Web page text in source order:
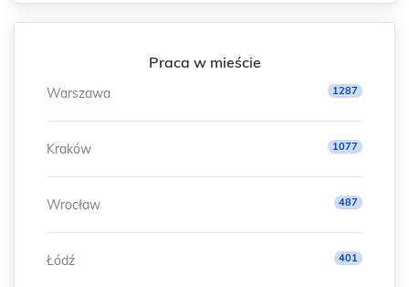
Praca w mieście
Warszawa 1287
Kraków 1077
Wrocław 487
Łódź 401